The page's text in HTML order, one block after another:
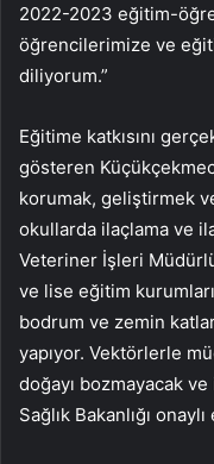
2022-2023 eğitim-
öğrencilerimize ve
diliyorum.”
Eğitime katkısını
gösteren
korumak, geliştirmek
okullarda ilaçlama ve
Veteriner İşleri
ve lise eğitim
bodrum ve zemin
yapıyor. Vektörlerle
doğayı bozmayacak
Sağlık Bakanlığı